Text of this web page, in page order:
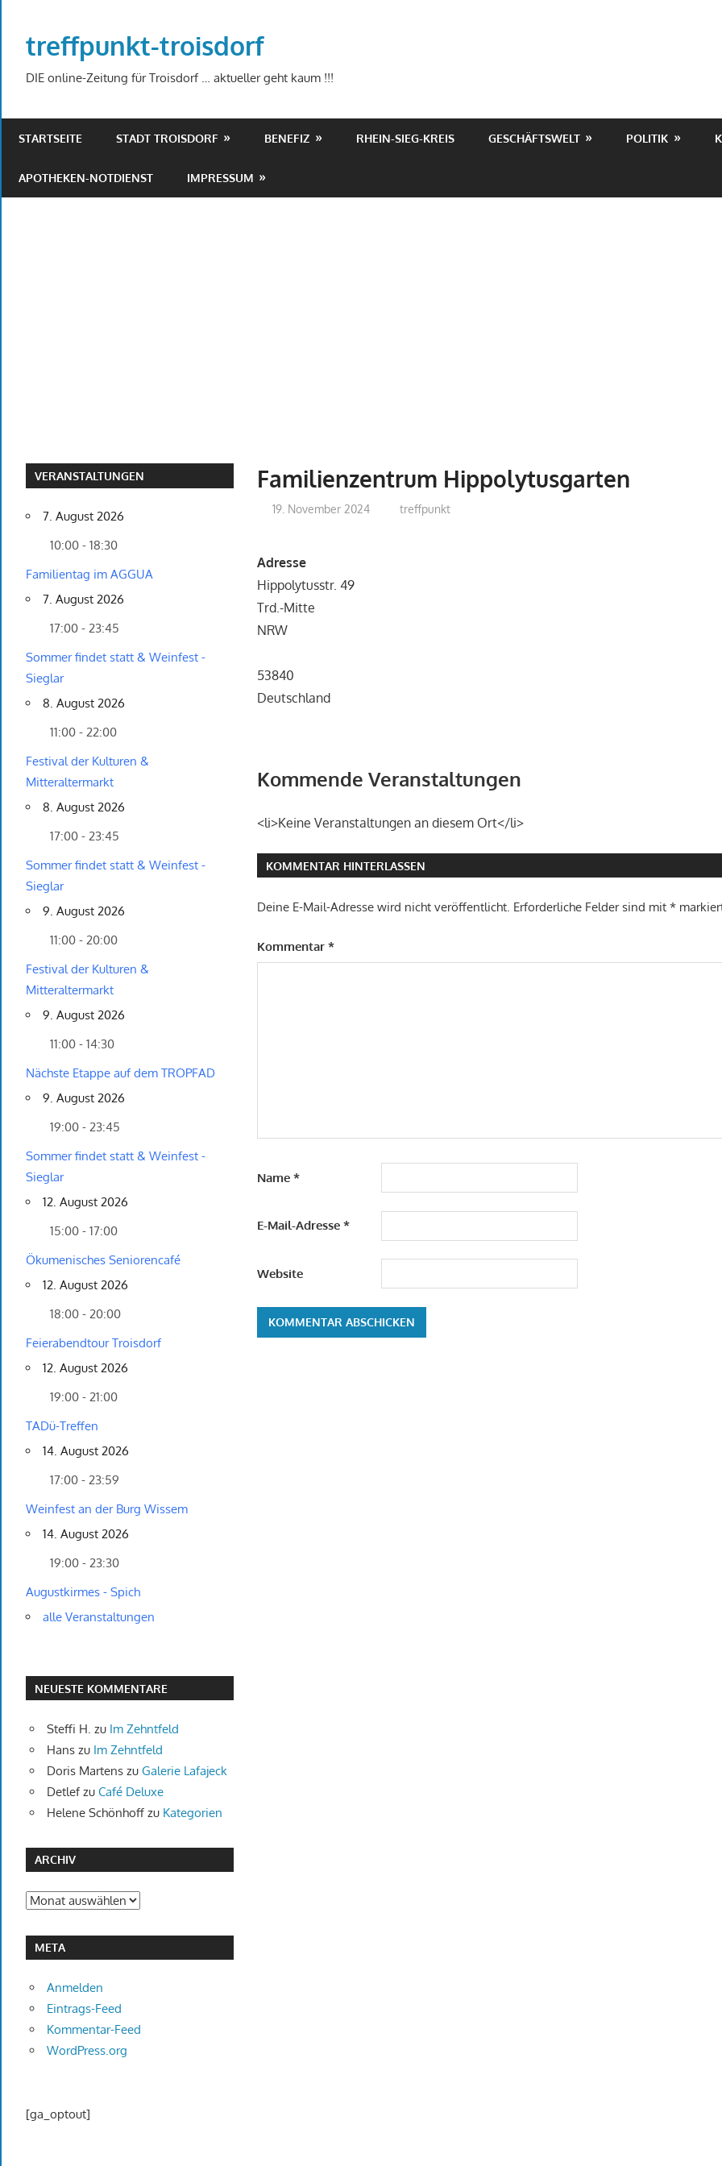
springen
treffpunkt-troisdorf
DIE online-Zeitung für Troisdorf … aktueller geht kaum !!!
STARTSEITE STADT TROISDORF BENEFIZ RHEIN-SIEG-KREIS GESCHÄFTSWELT POLITIK
APOTHEKEN-NOTDIENST IMPRESSUM
Familienzentrum Hippolytusgarten
19. November 2024 treffpunkt
Adresse
Hippolytusstr. 49
Trd.-Mitte
NRW
53840
Deutschland
Kommende Veranstaltungen
<li>Keine Veranstaltungen an diesem Ort</li>
KOMMENTAR HINTERLASSEN
Deine E-Mail-Adresse wird nicht veröffentlicht. Erforderliche Felder sind mit*
Kommentar*
Name*
E-Mail-Adresse*
Website
VERANSTALTUNGEN
7. August 2026
10:00 - 18:30
Familientag im AGGUA
7. August 2026
17:00 - 23:45
Sommer findet statt & Weinfest -
Sieglar
8. August 2026
11:00 - 22:00
Festival der Kulturen &
Mitteraltermarkt
8. August 2026
17:00 - 23:45
Sommer findet statt & Weinfest -
Sieglar
9. August 2026
11:00 - 20:00
Festival der Kulturen &
Mitteraltermarkt
9. August 2026
11:00 - 14:30
Nächste Etappe auf dem TROPFAD
9. August 2026
19:00 - 23:45
Sommer findet statt & Weinfest -
Sieglar
12. August 2026
15:00 - 17:00
Ökumenisches Seniorencafé
12. August 2026
18:00 - 20:00
Feierabendtour Troisdorf
12. August 2026
19:00 - 21:00
TADü-Treffen
14. August 2026
17:00 - 23:59
Weinfest an der Burg Wissem
14. August 2026
19:00 - 23:30
Augustkirmes - Spich
alle Veranstaltungen
NEUESTE KOMMENTARE
Steffi H. zu Im Zehntfeld
Hanszu Im Zehntfeld
Doris Martenszu Galerie Lafajeck
Detlefzu Café Deluxe
Helene Schönhoffzu Kategorien
ARCHIV
Archiv
META
Anmelden
Eintrags-Feed
Kommentar-Feed
WordPress.org
[ga_optout]